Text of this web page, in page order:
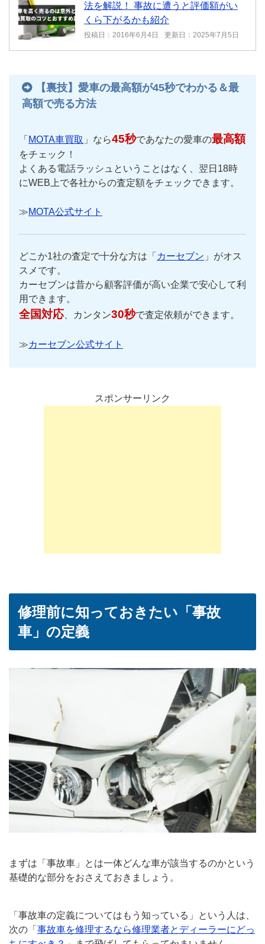
法を解説！ 事故に遭うと評価額がい
くら下がるかも紹介
投稿日：2016年6月4日 更新日：2025年7月5日
【裏技】愛車の最高額が45秒でわかる＆最
高額で売る方法
「 MOTA車買取 」なら45秒であなたの愛車の最高額
をチェック！
よくある電話ラッシュということはなく、翌日18時
にWEB上で各社からの査定額をチェックできます。
≫MOTA公式サイト
どこか1社の査定で十分な方は「 カーセブン 」がオス
スメです。
カーセブンは昔から顧客評価が高い企業で安心して利
用できます。
全国対応、カンタン30秒で査定依頼ができます。
≫カーセブン公式サイト
スポンサーリンク
修理前に知っておきたい「事故
車」の定義
まずは「事故車」とは一体どんな車が該当するのかという
基礎的な部分をおさえておきましょう。
「事故車の定義についてはもう知っている」という人は、
次の「 事故車を修理するなら修理業者とディーラーにどっ